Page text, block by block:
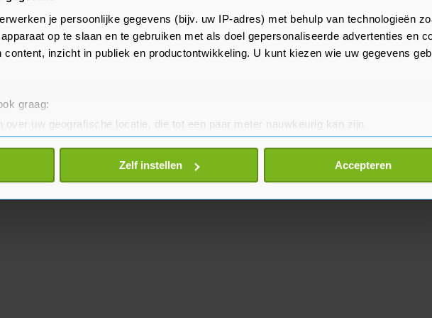
je persoonlijke gegevens (bijv. uw IP-adres) met behulp van technologieën
op te slaan en te gebruiken met als doel gepersonaliseerde advertenties en
content, inzicht in publiek en productontwikkeling. U kunt kiezen wie uw gegevens
graag:
over uw geografische locatie, die tot een paar meter nauwkeurig kan zijn
door het actief te scannen op specifieke eigenschappen (fingerprinting)
gegevens worden verwerkt en stel uw voorkeuren in het
detailgedeelte
of intrekken in de Cookieverklaring.
Zelf instellen Accepteren
jaar de dichter van de
een gedicht dat aansluit bij